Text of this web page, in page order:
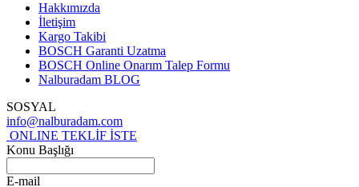
Hakkımızda
İletişim
Kargo Takibi
BOSCH Garanti Uzatma
BOSCH Online Onarım Talep Formu
Nalburadam BLOG
SOSYAL
info@nalburadam.com
ONLINE TEKLİF İSTE
Konu Başlığı
E-mail